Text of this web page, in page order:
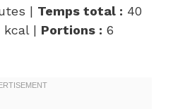
| Temps total : 40
kcal | Portions : 6